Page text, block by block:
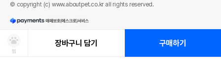
찜
장바구니 담기 구매하기
© copyright (c) www.aboutpet.co.kr all rights reserved.